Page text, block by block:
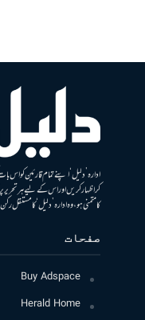
ادارہ ’دلیل‘ اپنے تمام قارئین کو اس
کر اظہار کریں اور اس کے لیے ہر
کا متمنی ہو، وہ ادارہ ’دلیل‘ کا
صفحات
Buy Adspace
Herald Home